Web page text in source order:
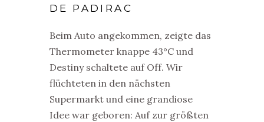
DE PADIRAC
Beim Auto angekommen, zeigte das
Thermometer knappe 43°C und
Destiny schaltete auf Off. Wir
flüchteten in den nächsten
Supermarkt und eine grandiose
Idee war geboren: Auf zur größten